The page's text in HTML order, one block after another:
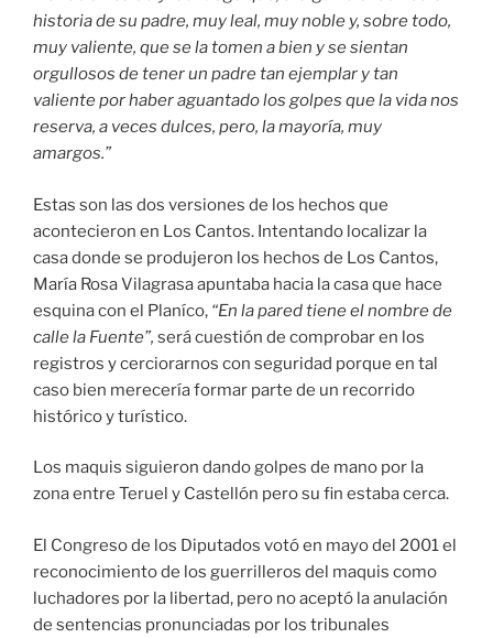
historia de su padre, muy leal, muy noble y, sobre todo,
muy valiente, que se la tomen a bien y se sientan
orgullosos de tener un padre tan ejemplar y tan
valiente por haber aguantado los golpes que la vida nos
reserva, a veces dulces, pero, la mayoría, muy
amargos.”
Estas son las dos versiones de los hechos que
acontecieron en Los Cantos. Intentando localizar la
casa donde se produjeron los hechos de Los Cantos,
María Rosa Vilagrasa apuntaba hacia la casa que hace
esquina con el Planíco, “En la pared tiene el nombre de
calle la Fuente”, será cuestión de comprobar en los
registros y cerciorarnos con seguridad porque en tal
caso bien merecería formar parte de un recorrido
histórico y turístico.
Los maquis siguieron dando golpes de mano por la
zona entre Teruel y Castellón pero su fin estaba cerca.
El Congreso de los Diputados votó en mayo del 2001 el
reconocimiento de los guerrilleros del maquis como
luchadores por la libertad, pero no aceptó la anulación
de sentencias pronunciadas por los tribunales